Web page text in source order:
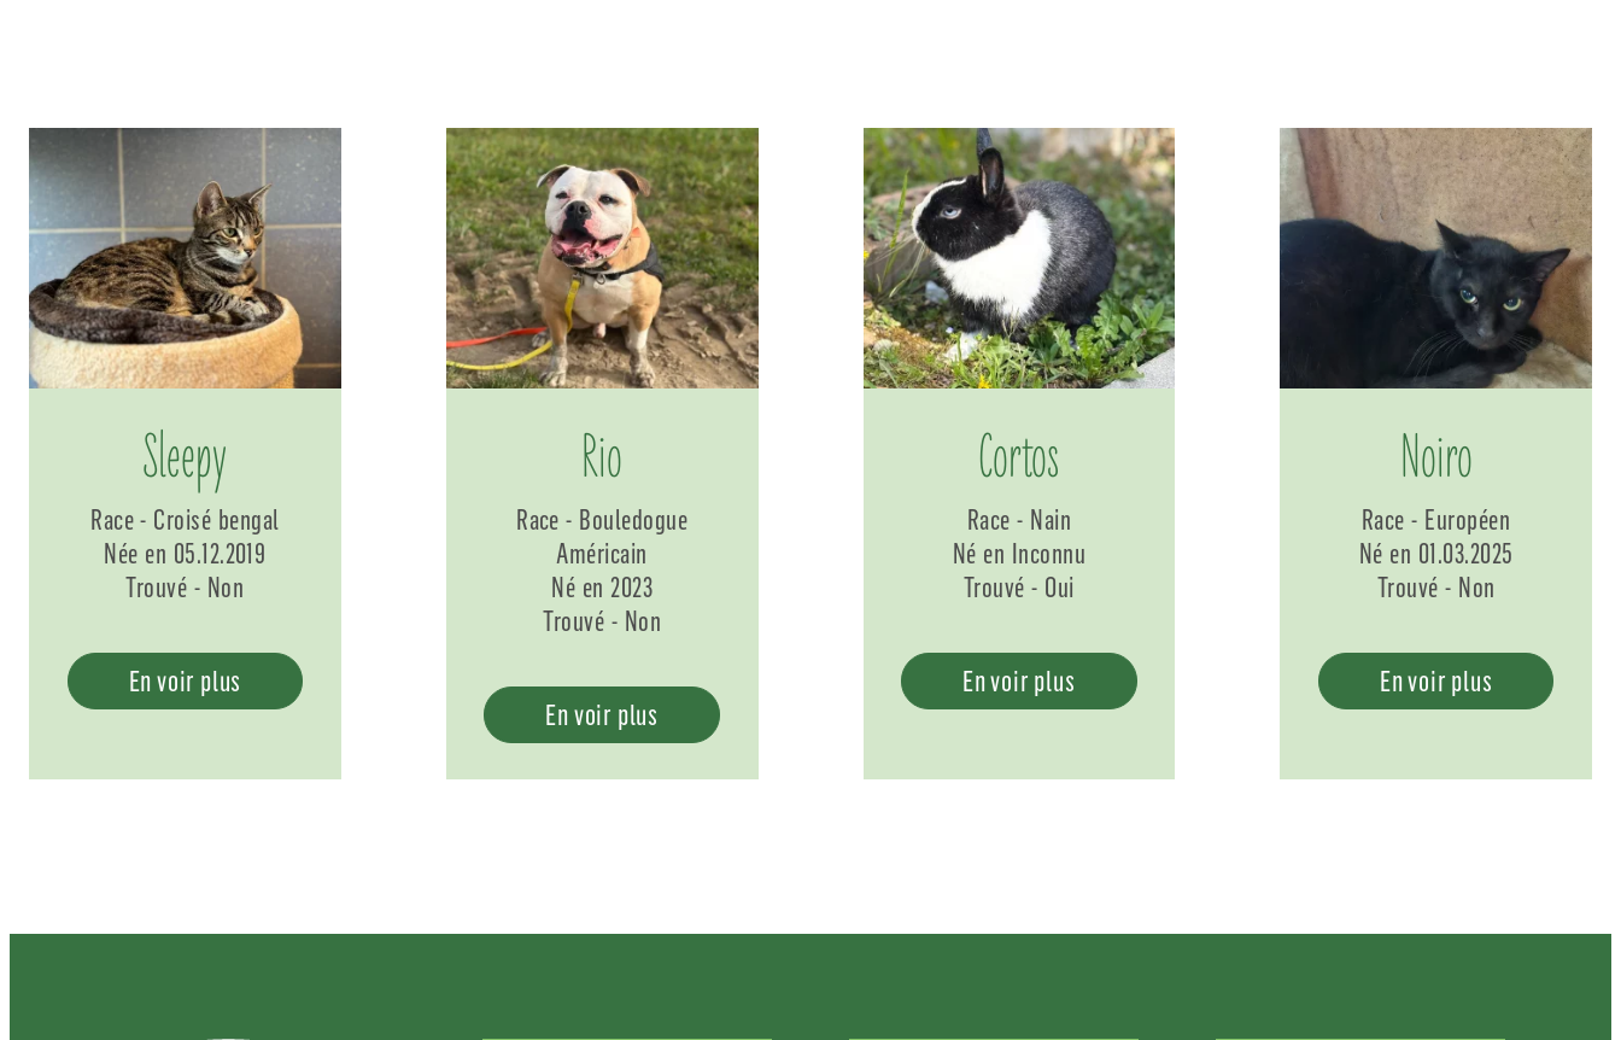
Sleepy
Race - Croisé bengal
Née en 05.12.2019
Trouvé - Non
En voir plus
Rio
Race - Bouledogue
Américain
Né en 2023
Trouvé - Non
En voir plus
Cortos
Race - Nain
Né en Inconnu
Trouvé - Oui
En voir plus
Noiro
Race - Européen
Né en 01.03.2025
Trouvé - Non
En voir plus